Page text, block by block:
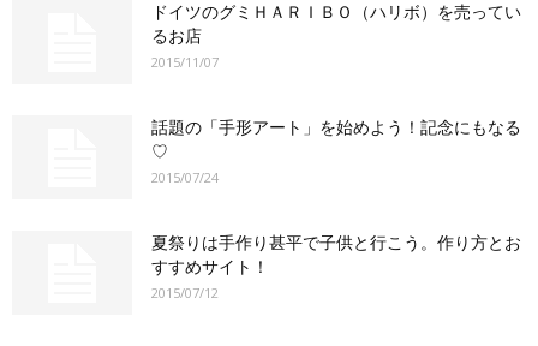
ドイツのグミＨＡＲＩＢＯ（ハリボ）を売ってい
るお店
2015/11/07
話題の「手形アート」を始めよう！記念にもなる
♡
2015/07/24
夏祭りは手作り甚平で子供と行こう。作り方とお
すすめサイト！
2015/07/12